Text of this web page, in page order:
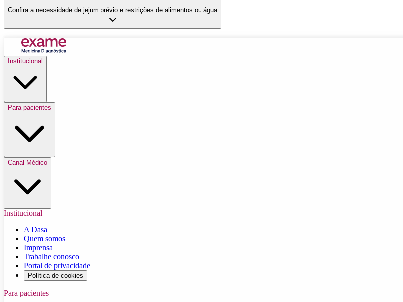
Confira a necessidade de jejum prévio e restrições de alimentos ou água
Institucional
Para pacientes
Canal Médico
Institucional
A Dasa
Quem somos
Imprensa
Trabalhe conosco
Portal de privacidade
Política de cookies
Para pacientes